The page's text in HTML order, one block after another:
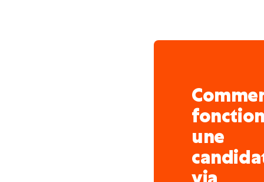
forment les fondements
Notre client investit
mais croit surtout en la
programmes de
professionnel de
d’être une entreprise
recherchée.
Notre client accorde
l'environnement, à la
une